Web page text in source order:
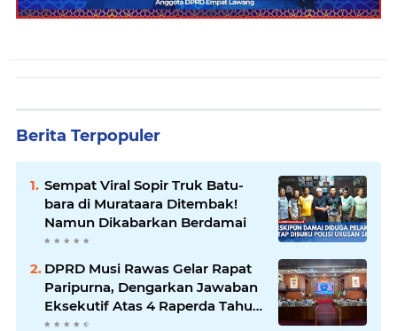
Berita Terpopuler
Sempat Viral Sopir Truk Batu-
bara di Murataara Ditembak!
Namun Dikabarkan Berdamai
DPRD Musi Rawas Gelar Rapat
Paripurna, Dengarkan Jawaban
Eksekutif Atas 4 Raperda Tahun
2026